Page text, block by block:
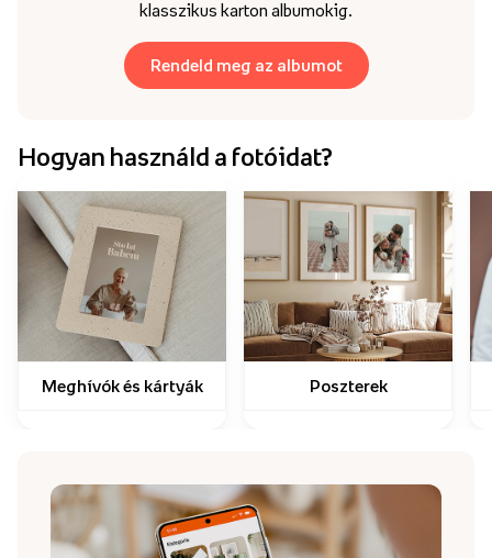
klasszikus karton albumokig.
Rendeld meg az albumot
Hogyan használd a fotóidat?
Meghívók és kártyák Poszterek